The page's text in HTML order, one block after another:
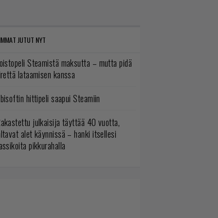
JUTUT NYT
Steamistä maksutta – mutta pidä
lataamisen kanssa
hittipeli saapui Steamiin
julkaisija täyttää 40 vuotta,
alet käynnissä – hanki itsellesi
pikkurahalla